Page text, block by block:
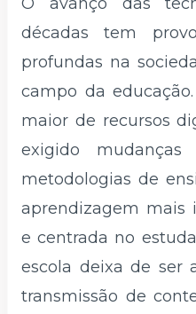
décadas tem
profundas na
campo da
maior de recursos
exigido
metodologias de
aprendizagem mais
e centrada no
escola deixa de ser
transmissão de